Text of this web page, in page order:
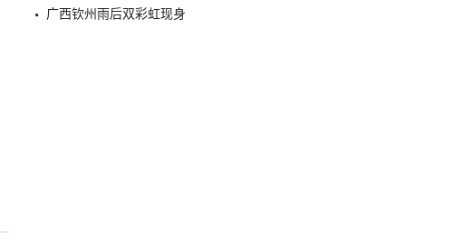
广西钦州雨后双彩虹现身